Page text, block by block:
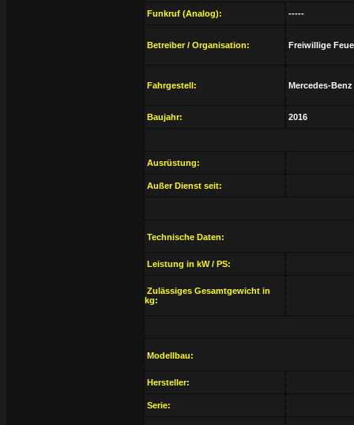
Funkruf (Analog): -----
Betreiber / Organisation: Freiwillige
Fahrgestell: Mercedes-
Baujahr: 2016
Ausrüstung:
Außer Dienst seit:
Technische Daten:
Leistung in kW / PS:
Zulässiges Gesamtgewicht in
kg:
Modellbau:
Hersteller:
Serie: